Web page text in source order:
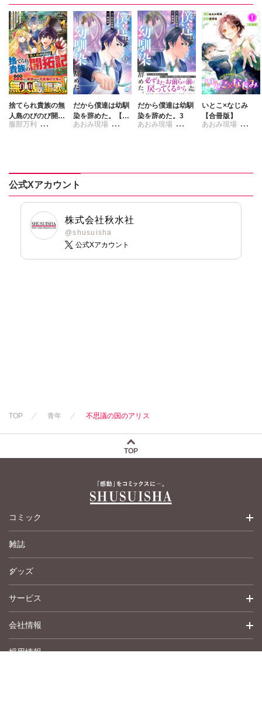
捨てられ貴族の無
人島のびのび開拓
記～ようやく自由
す～ 1
服部万利
だから僕達は幼馴
染を辞めた。【単
行本版】3
あおみ現場
だから僕達は幼馴
染を辞めた。3
あおみ現場
いとこ×なじみ
【合冊版】
あおみ現場
公式Xアカウント
株式会社秋水社
@shusuisha
公式Xアカウント
TOP 青年 不思議の国のアリス
TOP
コミック
少女コミック
女性コミック
ペットコミック
青年コミック
英語版コミック
雑誌
グッズ
サービス
詳細検索
履歴
会社情報
トップメッセージ
採用情報